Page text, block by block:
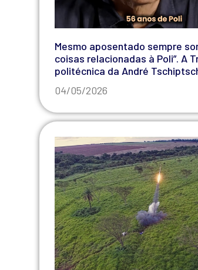
Mesmo aposentado sempre
coisas relacionadas à Poli”. A
politécnica da André
04/05/2026